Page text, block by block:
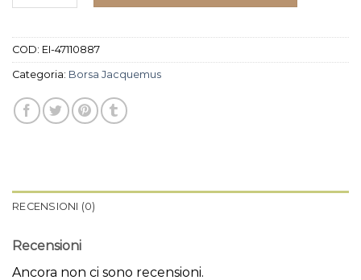
COD: EI-47110887
Categoria: Borsa Jacquemus
RECENSIONI (0)
Recensioni
Ancora non ci sono recensioni.